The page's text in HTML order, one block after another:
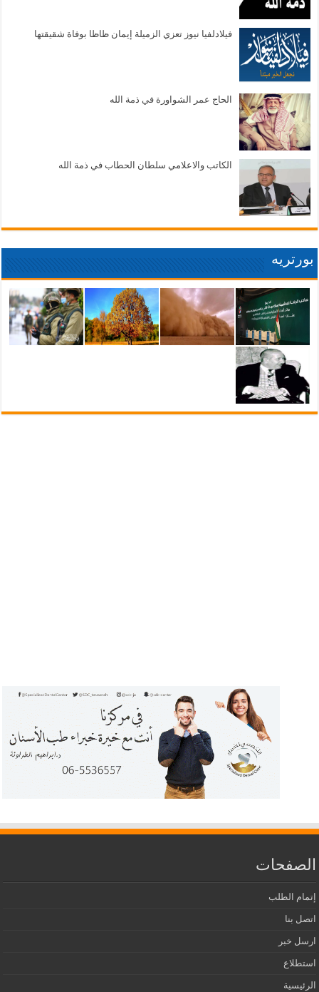
فيلادلفيا نيوز تعزي الزميلة إيمان ظاظا بوفاة شقيقتها
الحاج عمر الشواورة في ذمة الله
الكاتب والاعلامي سلطان الحطاب في ذمة الله
بورتريه
الصفحات
إتمام الطلب
اتصل بنا
ارسل خبر
استطلاع
الرئيسية